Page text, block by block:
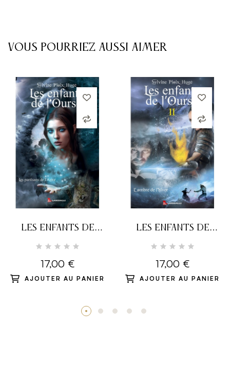
VOUS POURRIEZ AUSSI AIMER
LES ENFANTS DE
L'ASTRE
17,00 €
AJOUTER AU PANIER
LES ENFANTS DE
17,00 €
AJOUTER AU PANIER